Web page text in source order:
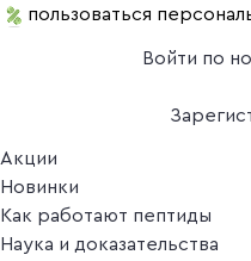
пользоваться
Войти по
Акции
Новинки
Как работают пептиды
Наука и доказательства